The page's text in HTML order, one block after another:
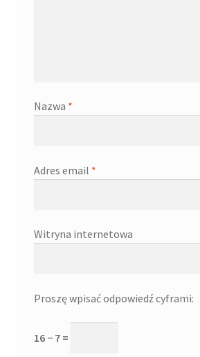
Nazwa *
Adres email *
Witryna internetowa
Proszę wpisać odpowiedź cyframi:
16 − 7 =